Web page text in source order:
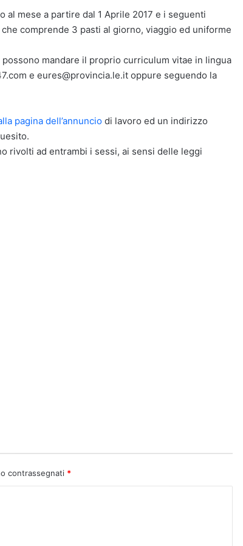
mese a partire dal 1 Aprile 2017 e i seguenti
comprende 3 pasti al giorno, viaggio ed uniforme
mandare il proprio curriculum vitae in lingua
e eures@provincia.le.it oppure seguendo la
pagina dell’annuncio di lavoro ed un indirizzo
rivolti ad entrambi i sessi, ai sensi delle leggi
contrassegnati *